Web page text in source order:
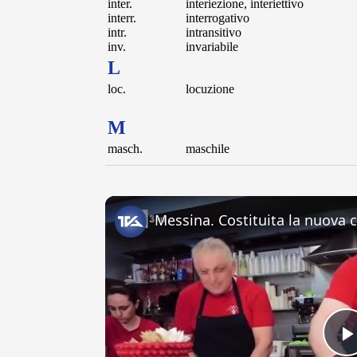
inter.
interr.
intr.
inv.
interiezione, interiettivo
interrogativo
intransitivo
invariabile
L
loc. locuzione
M
masch. maschile